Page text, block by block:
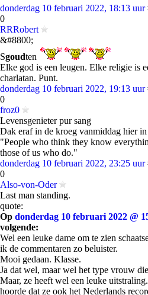
donderdag 10 februari 2022, 18:13 uur
0
RRRobert
&#8800;
Sgoudten
Elke god is een leugen. Elke religie is
charlatan. Punt.
donderdag 10 februari 2022, 19:13 uur
0
froz0
Levensgenieter pur sang
Dak eraf in de kroeg vanmiddag hier
"People who think they know
those of us who do."
donderdag 10 februari 2022, 23:25 uur
0
Also-von-Oder
Last man standing.
quote:
Op donderdag 10 februari 2022 @
volgende:
Wel een leuke dame om te zien
ik de commentaren zo beluister.
Mooi gedaan. Klasse.
Ja dat wel, maar wel het type vrouw
Maar, ze heeft wel een leuke
hoorde dat ze ook het Nederlands